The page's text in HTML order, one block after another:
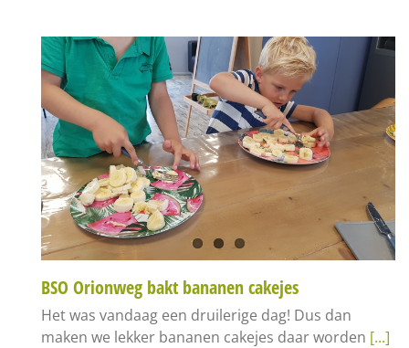
BSO Orionweg bakt bananen cakejes
Het was vandaag een druilerige dag! Dus dan
maken we lekker bananen cakejes daar worden [...]